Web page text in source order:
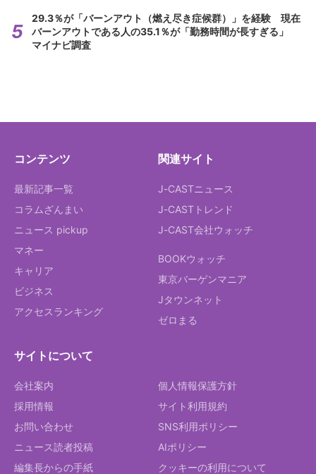
29.3％が「バーンアウト（燃え尽き症候群）」を経験 現在
バーンアウトである人の35.1％が「勤務時間が長すぎる」
マイナビ調査
コンテンツ
最新記事一覧
コラムざんまい
ニュース pickup
マネー
キャリア
ビジネス
アクセスランキング
関連サイト
J-CASTニュース
J-CASTトレンド
J-CAST会社ウォッチ
BOOKウォッチ
東京バーゲンマニア
Jタウンネット
ゼロまる
サイトについて
会社案内
採用情報
お問い合わせ
ニュース読者投稿
編集長からの手紙
個人情報保護方針
サイト利用規約
SNS利用ポリシー
AIポリシー
クッキーの利用について